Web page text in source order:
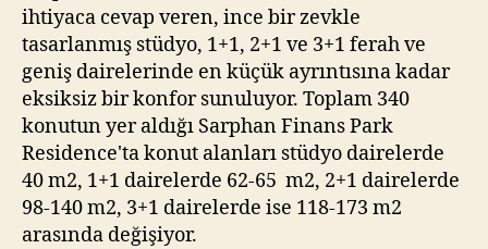
ihtiyaca cevap veren, ince bir zevkle
tasarlanmış stüdyo, 1+1, 2+1 ve 3+1 ferah ve
geniş dairelerinde en küçük ayrıntısına kadar
eksiksiz bir konfor sunuluyor. Toplam 340
konutun yer aldığı Sarphan Finans Park
Residence'ta konut alanları stüdyo dairelerde
40 m2, 1+1 dairelerde 62-65 m2, 2+1 dairelerde
98-140 m2, 3+1 dairelerde ise 118-173 m2
arasında değişiyor.